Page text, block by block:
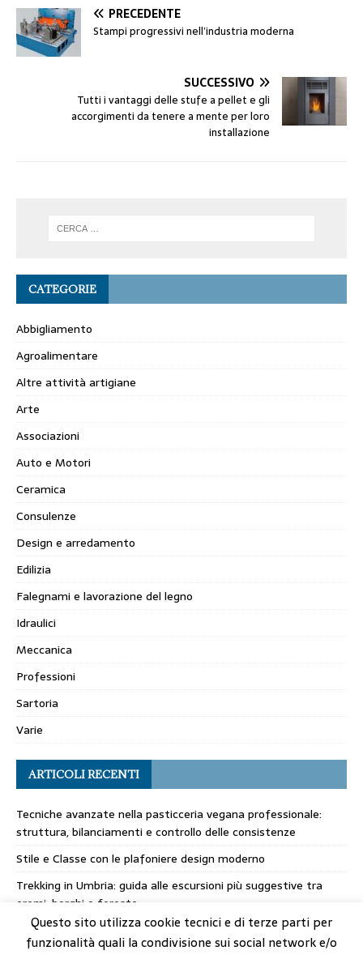
PRECEDENTE
Stampi progressivi nell’industria moderna
SUCCESSIVO
Tutti i vantaggi delle stufe a pellet e gli
accorgimenti da tenere a mente per loro
installazione
CATEGORIE
Abbigliamento
Agroalimentare
Altre attività artigiane
Arte
Associazioni
Auto e Motori
Ceramica
Consulenze
Design e arredamento
Edilizia
Falegnami e lavorazione del legno
Idraulici
Meccanica
Professioni
Sartoria
Varie
ARTICOLI RECENTI
Tecniche avanzate nella pasticceria vegana professionale:
struttura, bilanciamenti e controllo delle consistenze
Stile e Classe con le plafoniere design moderno
Trekking in Umbria: guida alle escursioni più suggestive tra
eremi, borghi e foreste
I filati italiani: la chiave del successo della maglieria made in
Italy
Questo sito utilizza cookie tecnici e di terze parti per
funzionalità quali la condivisione sui social network e/o